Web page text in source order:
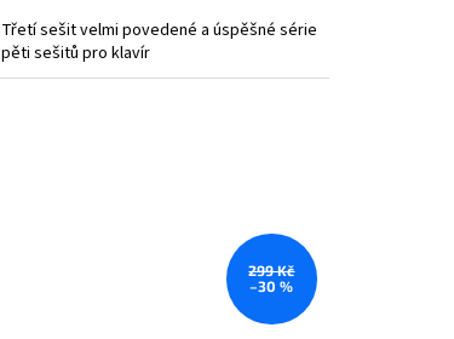
Třetí sešit velmi povedené a úspěšné série
pěti sešitů pro klavír
299 Kč
–30 %